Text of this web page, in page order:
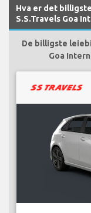
Hva er det
S.S.Travels Goa
De billigste
Goa